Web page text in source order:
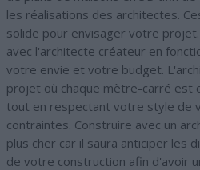
les réalisations des architectes.
solide pour envisager votre
avec l'architecte créateur en
votre envie et votre budget.
projet où chaque mètre-carré est
tout en respectant votre style de
contraintes. Construire avec un
plus cher car il saura anticiper les
de votre construction afin d'avoir